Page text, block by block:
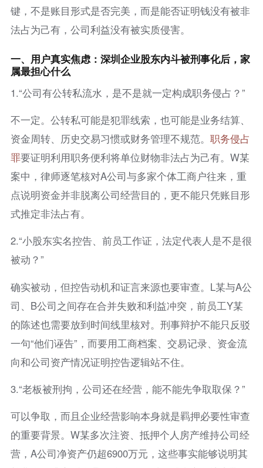
键，不是账目形式是否完美，而是能否证明钱没有被非
法占为己有，公司利益没有被实质侵害。
一、用户真实焦虑：深圳企业股东内斗被刑事化后，家
属最担心什么
1.“公司有公转私流水，是不是就一定构成职务侵占？”
不一定。公转私可能是犯罪线索，也可能是业务结算、
资金周转、历史交易习惯或财务管理不规范。 职务侵占
罪要证明利用职务便利将单位财物非法占为己有。W某
案中，律师逐笔核对A公司与多家个体工商户往来，重
点说明资金并非脱离公司经营目的，更不能只凭账目形
式推定非法占有。
2.“小股东实名控告、前员工作证，法定代表人是不是很
被动？”
确实被动，但控告动机和证言来源也要审查。L某与A公
司、B公司之间存在合并失败和利益冲突，前员工Y某
的陈述也需要放到时间线里核对。刑事辩护不能只反驳
一句“他们诬告”，而要用工商档案、交易记录、资金流
向和公司资产情况证明控告逻辑站不住。
3.“老板被刑拘，公司还在经营，能不能先争取取保？”
可以争取，而且企业经营影响本身就是羁押必要性审查
的重要背景。W某多次注资、抵押个人房产维持公司经
营，A公司净资产仍超6900万元，这些事实能够说明其